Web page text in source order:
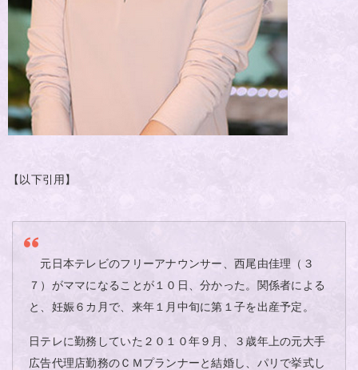
【以下引用】
元日本テレビのフリーアナウンサー、西尾由佳理（３
７）がママになることが１０日、分かった。関係者による
と、妊娠６カ月で、来年１月中旬に第１子を出産予定。
日テレに勤務していた２０１０年９月、３歳年上の元大手
広告代理店勤務のＣＭプランナーと結婚し、パリで挙式し